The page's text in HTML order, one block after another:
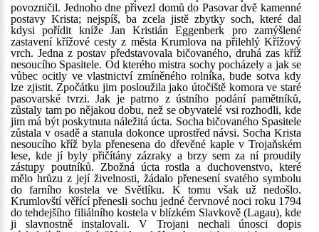
povozničil. Jednoho dne přivezl domů do Pasovar dvě kamenné
postavy Krista; nejspíš, ba zcela jistě zbytky soch, které dal
kdysi pořídit kníže Jan Kristián Eggenberk pro zamýšlené
zastavení křížové cesty z města Krumlova na přilehlý Křížový
vrch. Jedna z postav představovala bičovaného, druhá zas kříž
nesoucího Spasitele. Od kterého mistra sochy pocházely a jak se
vůbec ocitly ve vlastnictví zmíněného rolníka, bude sotva kdy
lze zjistit. Zpočátku jim posloužila jako útočiště komora ve staré
pasovarské tvrzi. Jak je patrno z ústního podání pamětníků,
zůstaly tam po nějakou dobu, než se obyvatelé vsi rozhodli, kde
jim má být poskytnuta náležitá úcta. Socha bičovaného Spasitele
zůstala v osadě a stanula dokonce uprostřed návsi. Socha Krista
nesoucího kříž byla přenesena do dřevěné kaple v Trojaňském
lese, kde jí byly přičítány zázraky a brzy sem za ní proudily
zástupy poutníků. Zbožná úcta rostla a duchovenstvo, které
mělo hrůzu z její živelnosti, žádalo přenesení svatého symbolu
do farního kostela ve Světlíku. K tomu však už nedošlo.
Krumlovští věřící přenesli sochu jedné červnové noci roku 1794
do tehdejšího filiálního kostela v blízkém Slavkově (Lagau), kde
ji slavnostně instalovali. V Trojani nechali únosci dopis